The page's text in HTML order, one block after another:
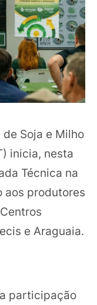
Soja e Milho
inicia, nesta
Técnica na
aos produtores
e Araguaia.
participação